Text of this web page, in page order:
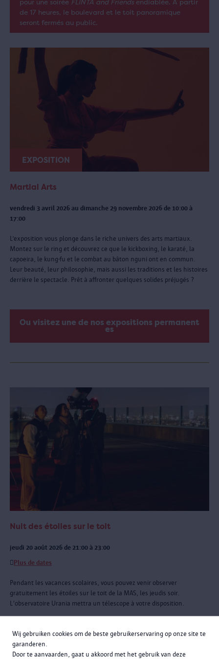
Wij gebruiken cookies om de beste gebruikerservaring op onze site te
garanderen.
Door te aanvaarden, gaat u akkoord met het gebruik van deze
pour une soirée FLINTA and Friends endiablée. À partir
de 17 heures, le boulevard et le toit panoramique
seront fermés au public.
EXPOSITION
Martial Arts
vendredi 3 avril 2026 au dimanche 29 novembre 2026 de 10:00 à
17:00
L’exposition vous plonge dans le riche univers des arts martiaux.
Montez sur le ring et découvrez ce que le kickboxing, le karaté, la
capoeira, le kung-fu et le combat au bâton nguni ont en commun.
Leur beauté, leur philosophie, mais aussi les traditions et les histoires
derrière le spectacle. Prêt à affronter quelques solides préjugés ?
Ou visitez une de nos expositions permanent
es
Nuit des étoiles sur le toit
jeudi 20 août 2026 de 21:00 à 23:00
Plus de dates
Pendant les vacances scolaires, vous pouvez venir observer
gratuitement les étoiles sur le toit de la MAS, les jeudis soir.
L'observatoire Urania mettra un télescope à votre disposition.